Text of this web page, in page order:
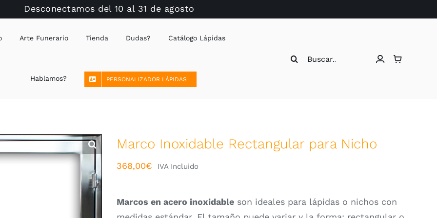
Desconectamos del 10 al 31 de agosto
Arte Funerario Tienda Dudas? Catálogo Lápidas
Hablamos? PERSONALIZADOR LÁPIDAS
Buscar:
Marco Inoxidable Rectangular para Nicho
368,00€ IVA Incluido
Marcos en acero inoxidable son ideales para lápidas o nichos con